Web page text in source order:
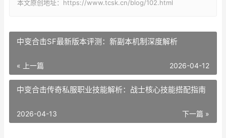
本文原创地址：https://www.tcsk.cn/blog/102.html
中变合击SF最新版本评测：新副本机制深度解析
« 上一篇 2026-04-12
中变合击传奇私服职业技能解析：战士核心技能搭配指南
下一篇 »
2026-04-13